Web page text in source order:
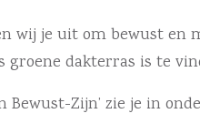
wij je uit om bewust
dakterras is te
Zijn’ zie je in